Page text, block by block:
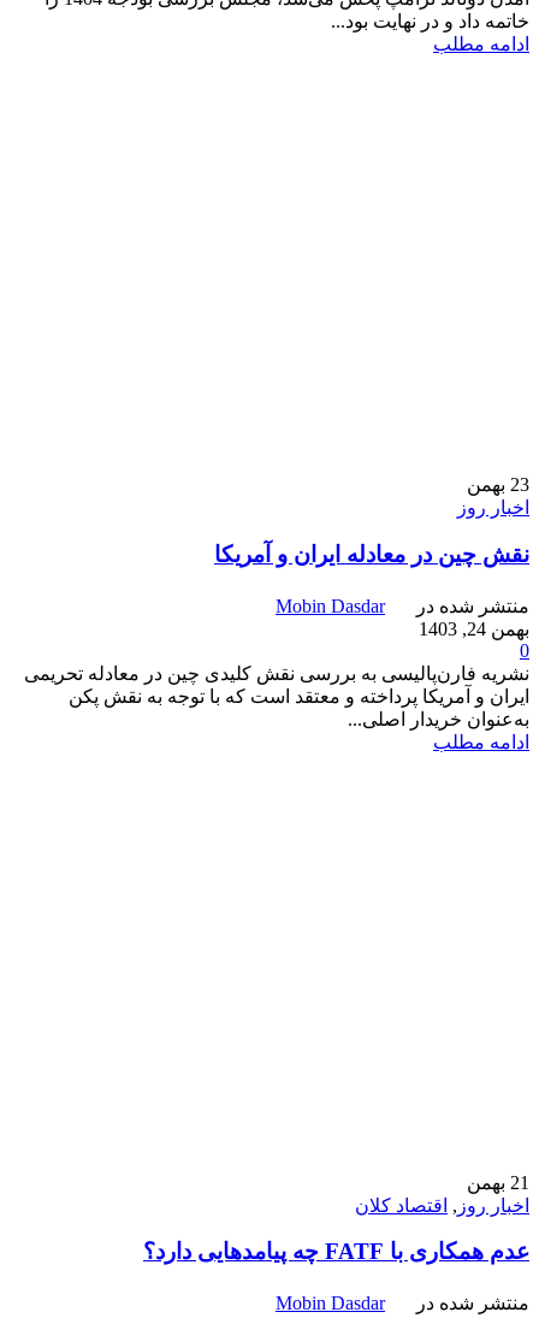
خاتمه داد و در نهایت بود...
ادامه مطلب
23 بهمن
اخبار روز
نقش چین در معادله ایران و آمریکا
منتشر شده در
Mobin Dasdar
بهمن 24, 1403
0
نشریه فارن‌پالیسی به بررسی نقش کلیدی چین در معادله تحریمی
ایران و آمریکا پرداخته و معتقد است که با توجه به نقش پکن
به‌عنوان خریدار اصلی...
ادامه مطلب
21 بهمن
اخبار روز , اقتصاد کلان
عدم همکاری با FATF چه پیامدهایی دارد؟
منتشر شده در
Mobin Dasdar